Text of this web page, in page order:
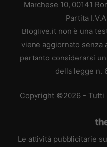
Marchese 10, 00141
Partita
Bloglive.it non è una
viene aggiornato senza
pertanto considerarsi
della legge n.
Copyright ©2026 - Tutti
Le attività pubblicitarie